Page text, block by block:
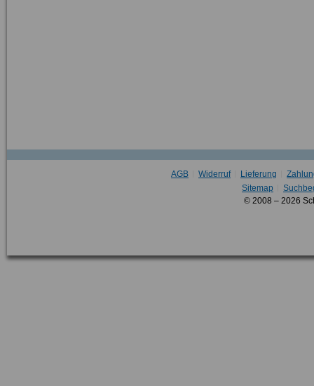
AGB Widerruf Lieferung
Sitemap
© 2008 – 2026